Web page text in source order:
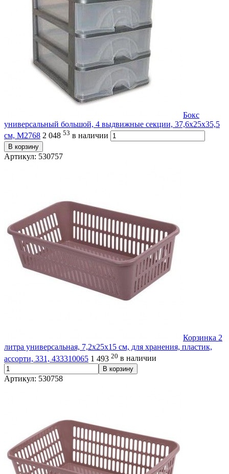
Бокс
универсальный большой, 4 выдвижные секции, 37,6х25х35,5
см, М2768 2 048 53 в наличии
В корзину
Артикул: 530757
Корзинка 2
литра универсальная, 7,2х25х15 см, для хранения, пластик,
ассорти, 331, 433310065 1 493 20 в наличии
В корзину
Артикул: 530758